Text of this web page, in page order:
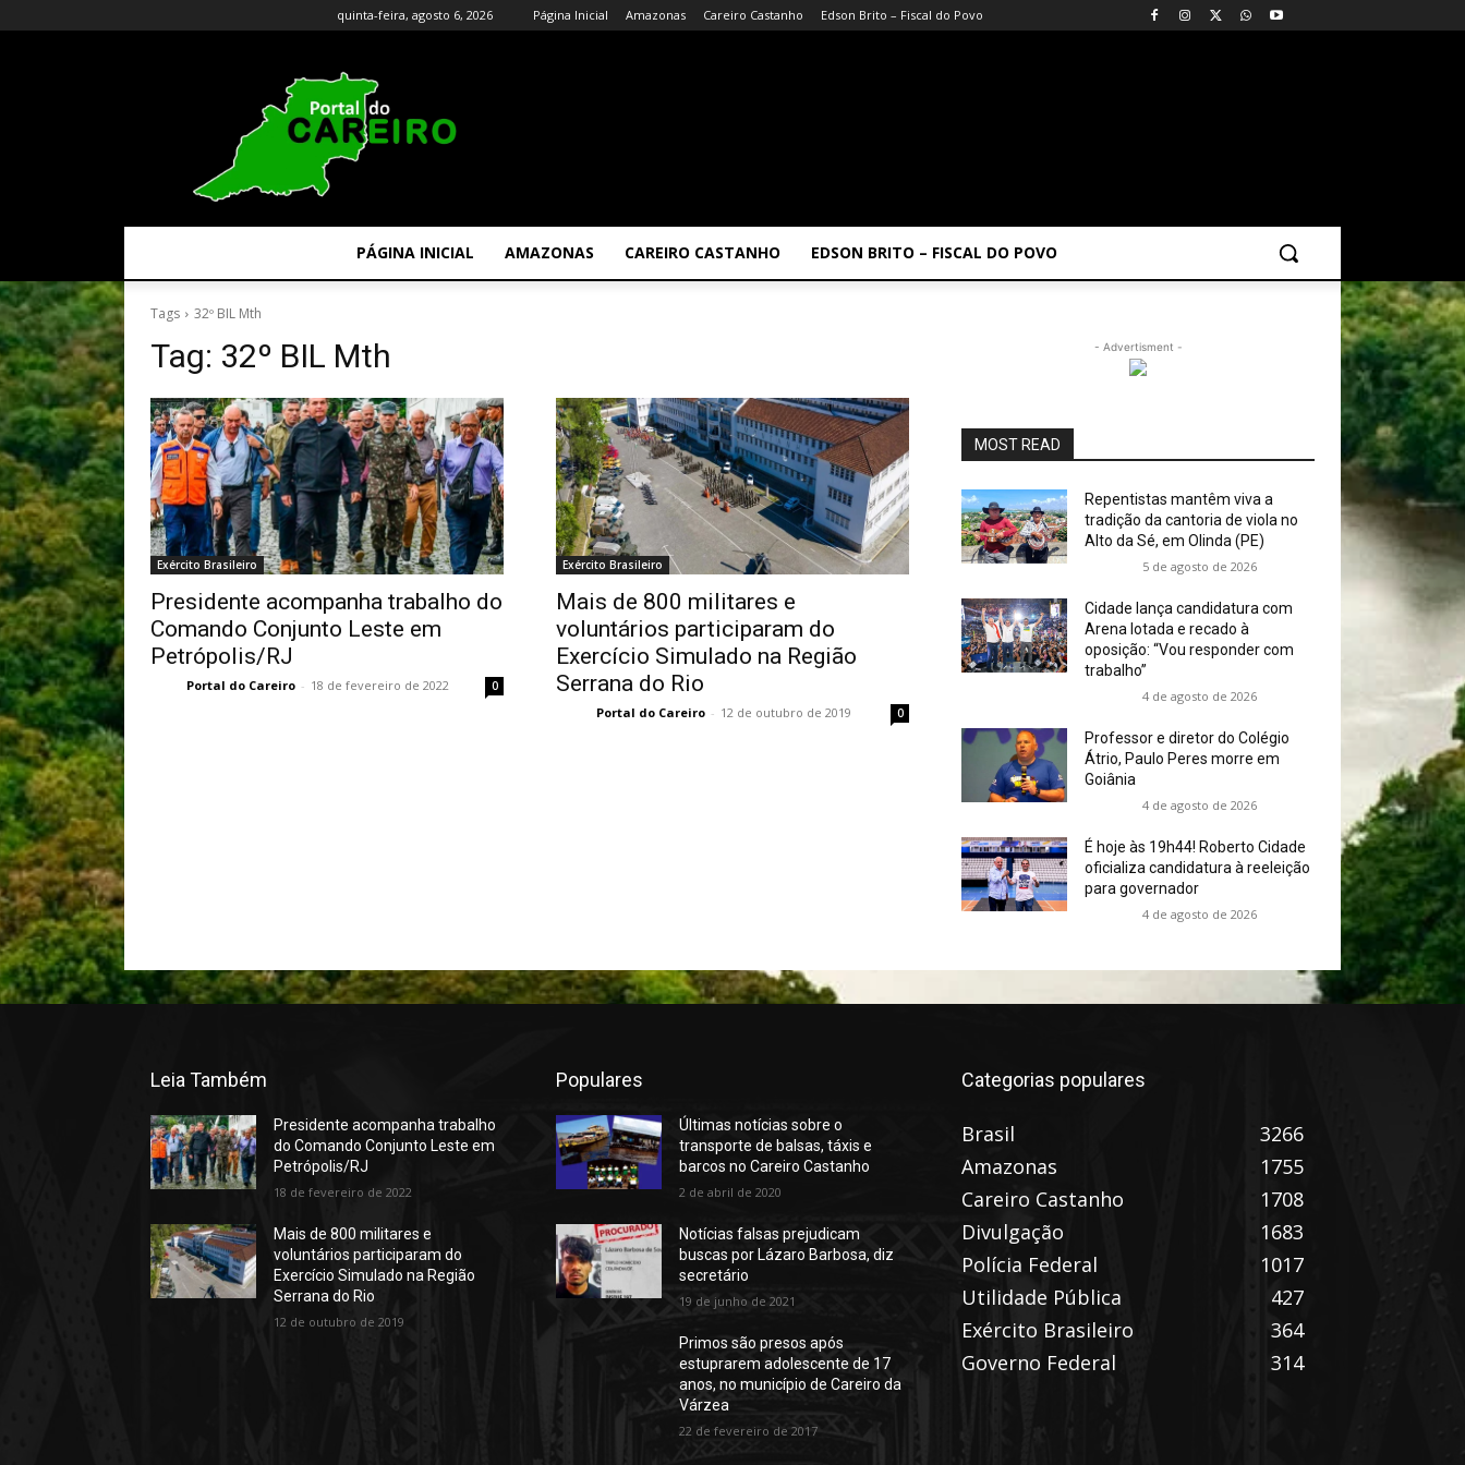
quinta-feira, agosto 6, 2026 Página Inicial Amazonas Careiro Castanho Edson Brito – Fiscal do Povo
PÁGINA INICIAL AMAZONAS CAREIRO CASTANHO EDSON BRITO – FISCAL DO POVO
Tags 32º BIL Mth
Tag: 32º BIL Mth
Exército Brasileiro
Presidente acompanha trabalho do
Comando Conjunto Leste em
Petrópolis/RJ
Portal do Careiro - 18 de fevereiro de 2022 0
Exército Brasileiro
Mais de 800 militares e
voluntários participaram do
Exercício Simulado na Região
Serrana do Rio
Portal do Careiro - 12 de outubro de 2019 0
- Advertisment -
MOST READ
Repentistas mantêm viva a
tradição da cantoria de viola no
Alto da Sé, em Olinda (PE)
5 de agosto de 2026
Cidade lança candidatura com
Arena lotada e recado à
oposição: “Vou responder com
trabalho”
4 de agosto de 2026
Professor e diretor do Colégio
Átrio, Paulo Peres morre em
Goiânia
4 de agosto de 2026
É hoje às 19h44! Roberto Cidade
oficializa candidatura à reeleição
para governador
4 de agosto de 2026
Leia Também
Presidente acompanha trabalho
do Comando Conjunto Leste em
Petrópolis/RJ
18 de fevereiro de 2022
Mais de 800 militares e
voluntários participaram do
Exercício Simulado na Região
Serrana do Rio
12 de outubro de 2019
Populares
Últimas notícias sobre o
transporte de balsas, táxis e
barcos no Careiro Castanho
2 de abril de 2020
Notícias falsas prejudicam
buscas por Lázaro Barbosa, diz
secretário
19 de junho de 2021
Primos são presos após
estuprarem adolescente de 17
anos, no município de Careiro da
Várzea
22 de fevereiro de 2017
Categorias populares
Brasil
3266
Amazonas
1755
Careiro Castanho
1708
Divulgação
1683
Polícia Federal
1017
Utilidade Pública
427
Exército Brasileiro
364
Governo Federal
314